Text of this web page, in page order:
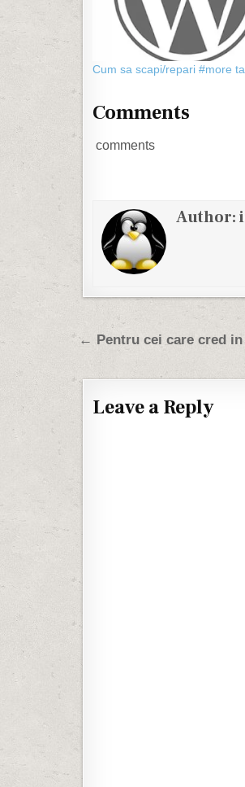
Cum sa scapi/repari #more
Comments
comments
Author:
Post navigation
← Pentru cei care cred
Leave a Reply